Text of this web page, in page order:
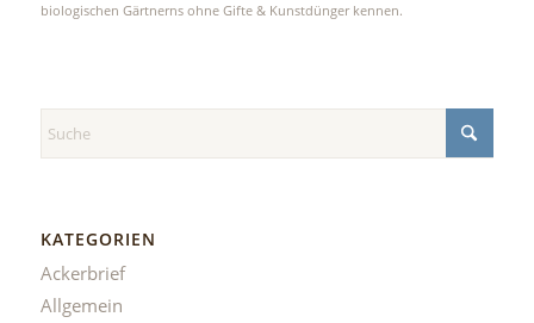
biologischen Gärtnerns ohne Gifte & Kunstdünger kennen.
KATEGORIEN
Ackerbrief
Allgemein